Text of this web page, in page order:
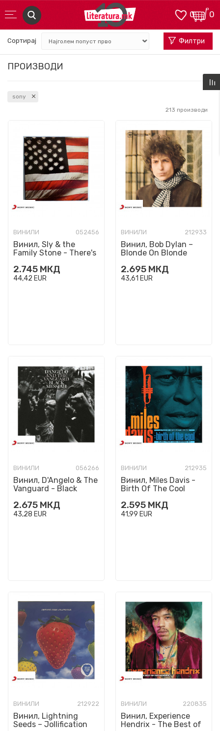
0
0
ПРОИЗВОДИ
Сортирај Филтри
sony
213 производи
ВИНИЛИ 052456
Винил, Sly & the
Family Stone - There's
2.745 МКД
44,42 EUR
ВИНИЛИ 212933
Винил, Bob Dylan –
Blonde On Blonde
2.695 МКД
43,61 EUR
ВИНИЛИ 056266
Винил, D'Angelo & The
Vanguard - Black
download code
2.675 МКД
43,28 EUR
ВИНИЛИ 212935
Винил, Miles Davis -
Birth Of The Cool
2.595 МКД
41,99 EUR
ВИНИЛИ 212922
Винил, Lightning
Seeds – Jollification
ВИНИЛИ 220835
Винил, Experience
Hendrix - The Best of